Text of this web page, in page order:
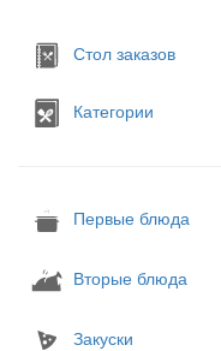
Стол заказов
Категории
Первые блюда
Вторые блюда
Закуски